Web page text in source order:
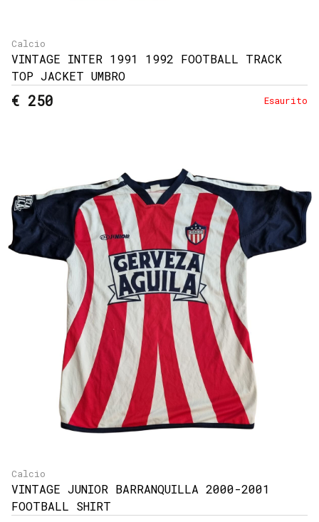
Calcio
VINTAGE INTER 1991 1992 FOOTBALL TRACK
TOP JACKET UMBRO
€ 250 Esaurito
Calcio
VINTAGE JUNIOR BARRANQUILLA 2000-2001
FOOTBALL SHIRT